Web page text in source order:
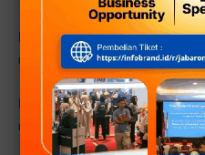
Komisaris Perusahaan:
Ny. Hj. Nani S. ABS Djoyoprayitno
Pemimpin Redaksi:
H. Sidik Rizal, SMI, SE, SKom, MSc